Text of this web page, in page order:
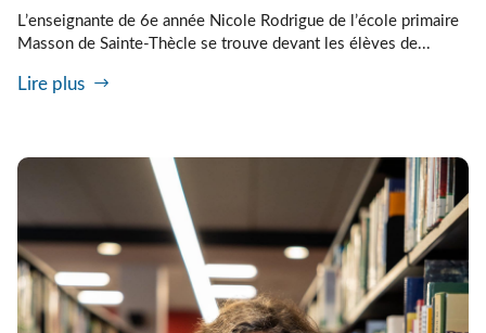
L’enseignante de 6e année Nicole Rodrigue de l’école primaire
Masson de Sainte-Thècle se trouve devant les élèves de...
Lire plus